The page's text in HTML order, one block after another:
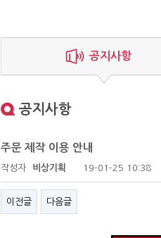
공지사항
공지사항
주문 제작 이용 안내
작성자 비상기획 19-01-25 10:38
이전글 다음글